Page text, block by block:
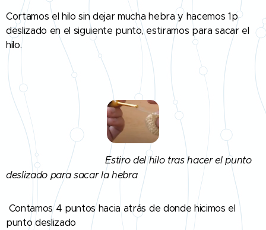
Cortamos el hilo sin dejar mucha hebra y hacemos 1p
deslizado en el siguiente punto, estiramos para sacar el
hilo.
Estiro del hilo tras hacer el punto
deslizado para sacar la hebra
Contamos 4 puntos hacia atrás de donde hicimos el
punto deslizado 👇